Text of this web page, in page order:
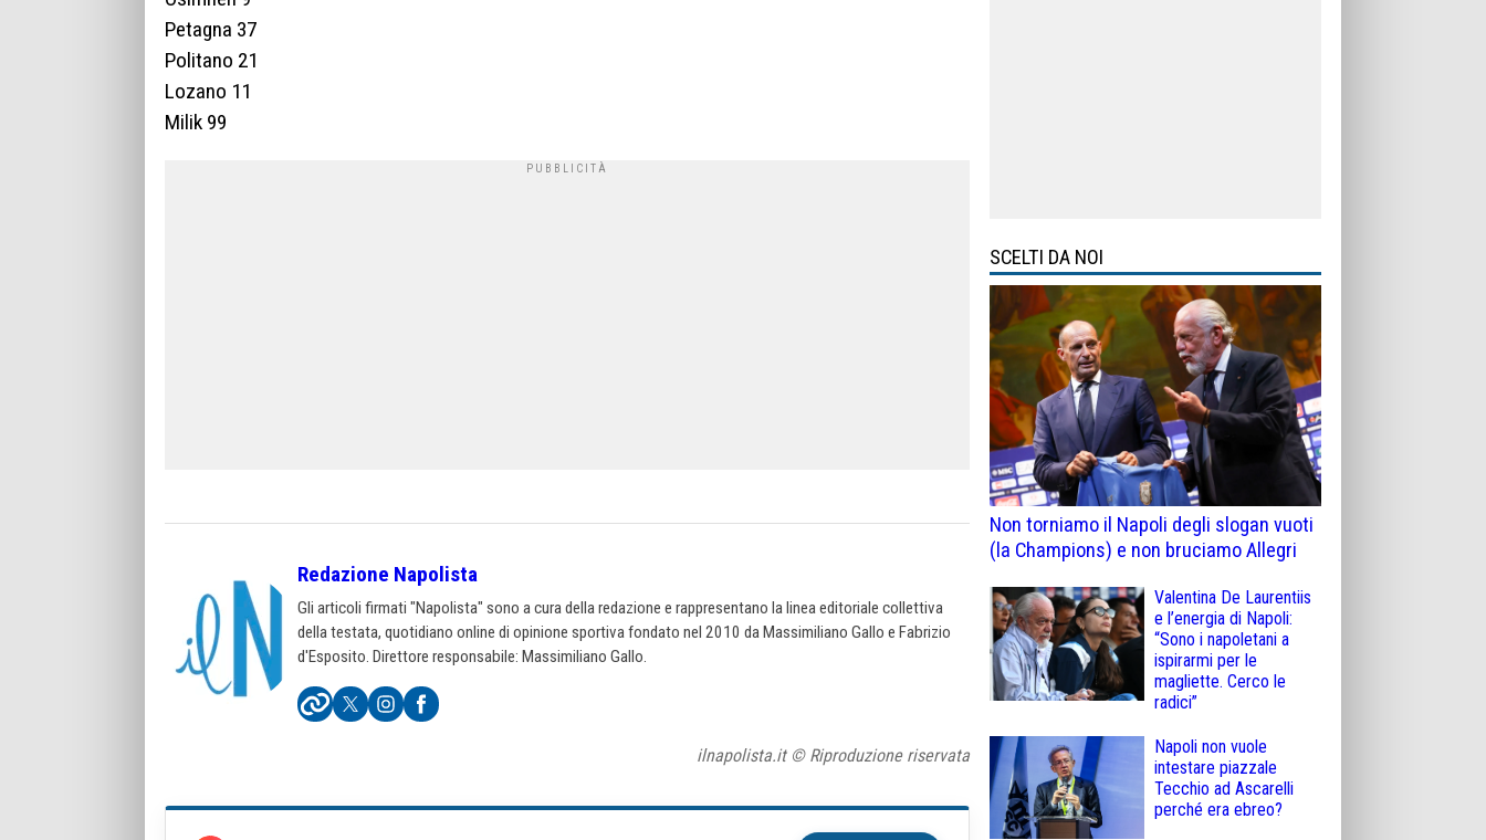
Petagna 37
Politano 21
Lozano 11
Milik 99
Redazione Napolista
Gli articoli firmati "Napolista" sono a cura della redazione e rappresentano la linea editoriale collettiva
della testata, quotidiano online di opinione sportiva fondato nel 2010 da Massimiliano Gallo e Fabrizio
d'Esposito. Direttore responsabile: Massimiliano Gallo.
ilnapolista.it © Riproduzione riservata
SCELTI DA NOI
Non torniamo il Napoli degli slogan vuoti
(la Champions) e non bruciamo Allegri
Valentina De Laurentiis
e l’energia di Napoli:
“Sono i napoletani a
ispirarmi per le
magliette. Cerco le
radici”
Napoli non vuole
intestare piazzale
Tecchio ad Ascarelli
perché era ebreo?